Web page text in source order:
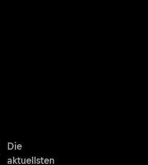
Die
aktuellsten